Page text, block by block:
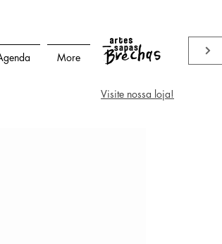
More
Visite nossa loja!